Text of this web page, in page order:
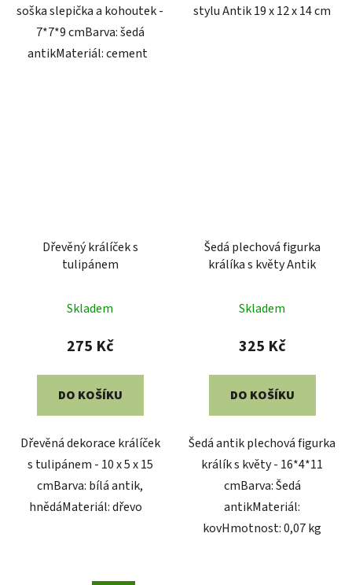
soška slepička a kohoutek -
7*7*9 cmBarva: šedá
antikMateriál: cement
stylu Antik 19 x 12 x 14 cm
Dřevěný králíček s
tulipánem
Skladem
275 Kč
DO KOŠÍKU
Dřevěná dekorace králíček
s tulipánem - 10 x 5 x 15
cmBarva: bílá antik,
hnědáMateriál: dřevo
Šedá plechová figurka
králíka s květy Antik
Skladem
325 Kč
DO KOŠÍKU
Šedá antik plechová figurka
králík s květy - 16*4*11
cmBarva: Šedá
antikMateriál:
kovHmotnost: 0,07 kg